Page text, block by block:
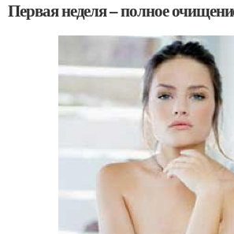
Первая неделя – полное